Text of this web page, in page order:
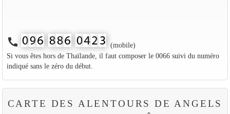
call
(mobile)
Si vous êtes hors de Thaïlande, il faut composer le 0066 suivi du numéro
indiqué sans le zéro du début.
CARTE DES ALENTOURS DE ANGELS